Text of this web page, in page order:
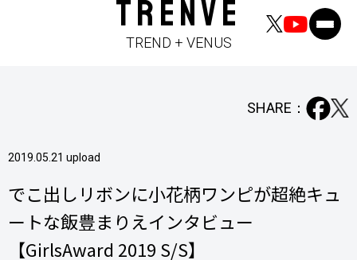
TRENVE
TREND + VENUS
2019.05.21 upload
SHARE：
でこ出しリボンに小花柄ワンピが超絶キュ
ートな飯豊まりえインタビュー
【GirlsAward 2019 S/S】